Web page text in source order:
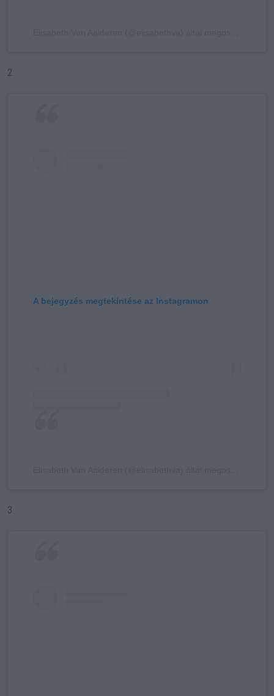
2.
A bejegyzés megtekintése az Instagramon
3.